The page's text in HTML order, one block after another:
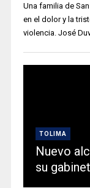
Una familia de
en el dolor y la
violencia. José
TOLIMA
Nuevo
su